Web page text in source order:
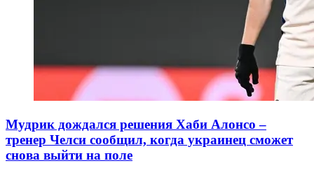
Мудрик дождался решения Хаби Алонсо –
тренер Челси сообщил, когда украинец сможет
снова выйти на поле